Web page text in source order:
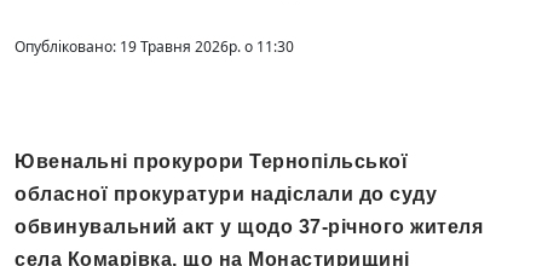
Опубліковано: 19 Травня 2026р. о 11:30
Ювенальні прокурори Тернопільської
обласної прокуратури надіслали до суду
обвинувальний акт у щодо 37-річного жителя
села Комарівка, що на Монастирищині